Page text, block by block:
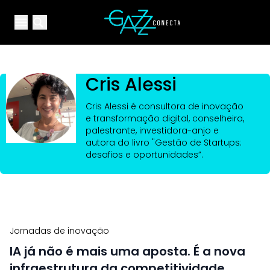
Open main menuYour Company
Cris Alessi
Cris Alessi é consultora de inovação
e transformação digital, conselheira,
palestrante, investidora-anjo e
autora do livro "Gestão de Startups:
desafios e oportunidades”.
Jornadas de inovação
IA já não é mais uma aposta. É a nova